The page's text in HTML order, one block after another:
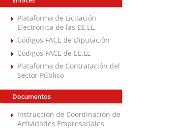
Plataforma de Licitación
Electrónica de las EE.LL.
Códigos FACE de Diputación
Códigos FACE de EE.LL
Plataforma de Contratación del
Sector Público
Documentos
Instrucción de Coordinación de
Actividades Empresariales